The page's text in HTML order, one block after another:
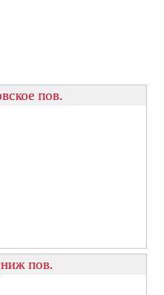
пов.
пов.